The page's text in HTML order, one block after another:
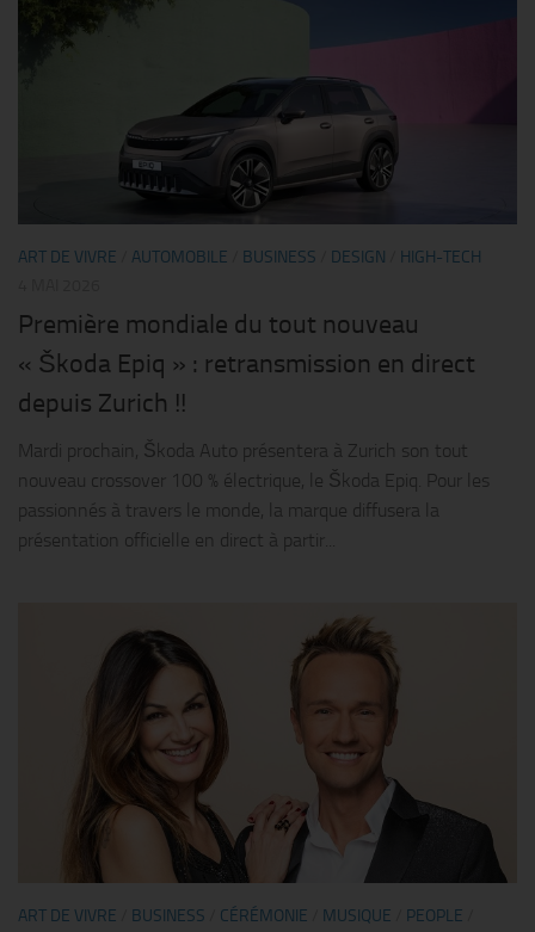
ART DE VIVRE AUTOMOBILE BUSINESS DESIGN
HIGH-TECH
Première mondiale du tout nouveau
« Škoda Epiq » : retransmission en direct
depuis Zurich !!
Mardi prochain, Škoda Auto présentera à Zurich son tout
nouveau crossover 100 % électrique, le Škoda Epiq. Pour les
passionnés à travers le monde, la marque diffusera la
présentation officielle en direct à partir...
ART DE VIVRE BUSINESS CÉRÉMONIE MUSIQUE PEOPLE